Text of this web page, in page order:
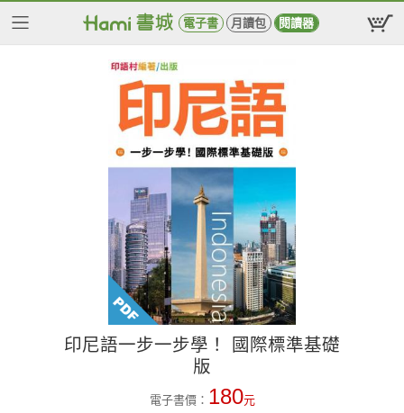
電子書 月讀包 閱讀器
印尼語一步一步學！ 國際標準基礎
版
電子書價： 180元